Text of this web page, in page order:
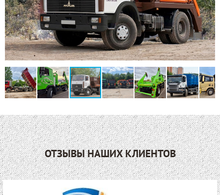
ОТЗЫВЫ НАШИХ КЛИЕНТОВ